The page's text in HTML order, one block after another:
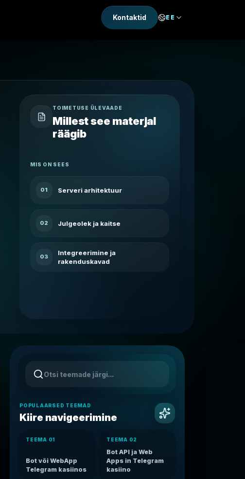
Kontaktid EE
TOIMETUSE ÜLEVAADE
Millest see materjal
räägib
MIS ON SEES
01 Serveri arhitektuur
02 Julgeolek ja kaitse
03
Integreerimine ja
rakenduskavad
POPULAARSED TEEMAD
Kiire navigeerimine
TEEMA 01
Bot või WebApp
Telegram kasiinos
TEEMA 02
Bot API ja Web
Apps in Telegram
kasiino